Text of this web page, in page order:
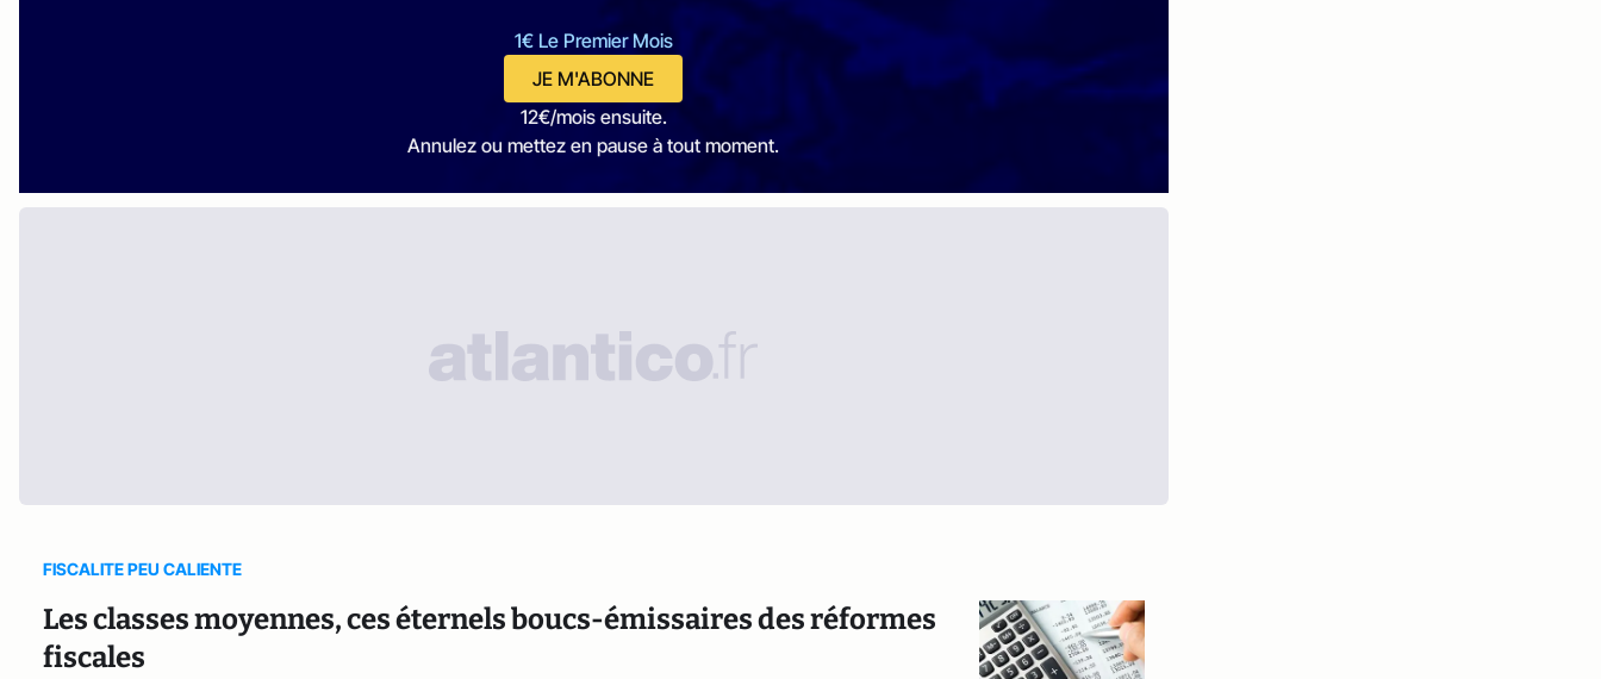
1€ Le Premier Mois
JE M'ABONNE
12€/mois ensuite.
Annulez ou mettez en pause à tout moment.
FISCALITE PEU CALIENTE
Les classes moyennes, ces éternels boucs-émissaires des réformes
fiscales